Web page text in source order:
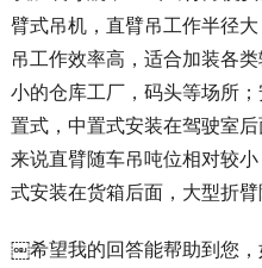
臂式吊机，直臂吊工作半径
吊工作效率高，适合加装各
小的仓库工厂，码头等场所
置式，中置式安装在驾驶室
来说直臂随车吊吨位相对较
式安装在货箱后面，大型折臂
￼希望我的回答能帮助到您